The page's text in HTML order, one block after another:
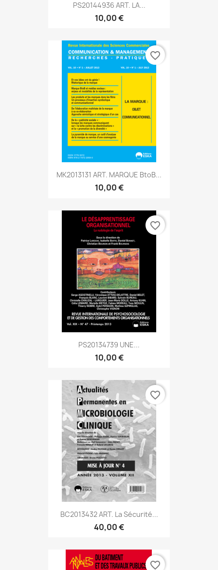
PS20144936 ART. LA...
10,00 €
MK2013131 ART. MARQUE BtoB...
10,00 €
favorite_border
PS20134739 UNE...
10,00 €
favorite_border
BC2013432 ART. La Sécurité...
40,00 €
favorite_border
favorite_border